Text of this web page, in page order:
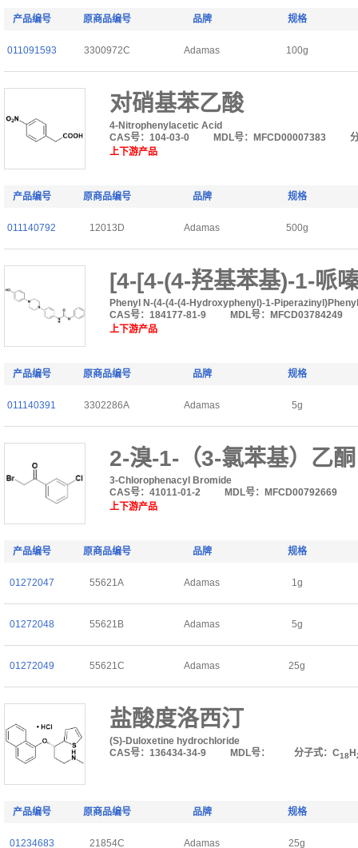
产品编号 原商品编号 品牌 规格
011091593 3300972C Adamas 100g
对硝基苯乙酸
4-Nitrophenylacetic Acid
CAS号：104-03-0
MDL号：MFCD00007383
上下游产品
产品编号 原商品编号 品牌 规格
011140792 12013D Adamas 500g
[4-[4-(4-羟基苯基)-1-哌
Phenyl N-(4-(4-(4-Hydroxyphenyl)-1-
CAS号：184177-81-9
MDL号：MFCD03784249
上下游产品
产品编号 原商品编号 品牌 规格
011140391 3302286A Adamas 5g
2-溴-1-（3-氯苯基）乙酮
3-Chlorophenacyl Bromide
CAS号：41011-01-2
MDL号：MFCD00792669
上下游产品
产品编号 原商品编号 品牌 规格
01272047 55621A Adamas 1g
01272048 55621B Adamas 5g
01272049 55621C Adamas 25g
盐酸度洛西汀
(S)-Duloxetine hydrochloride
CAS号：136434-34-9
MDL号： 分子式：C18 H
产品编号 原商品编号 品牌 规格
01234683 21854C Adamas 25g